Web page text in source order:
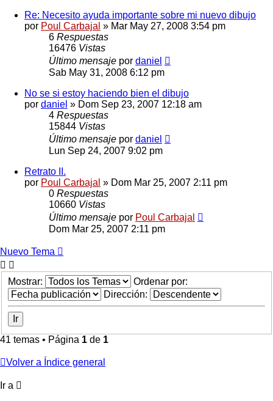
Re: Necesito ayuda importante sobre mi nuevo dibujo
por Poul Carbajal » Mar May 27, 2008 3:54 pm
6 Respuestas
16476 Vistas
Último mensaje por daniel
Sab May 31, 2008 6:12 pm
No se si estoy haciendo bien el dibujo
por daniel » Dom Sep 23, 2007 12:18 am
4 Respuestas
15844 Vistas
Último mensaje por daniel
Lun Sep 24, 2007 9:02 pm
Retrato II.
por Poul Carbajal » Dom Mar 25, 2007 2:11 pm
0 Respuestas
10660 Vistas
Último mensaje por Poul Carbajal
Dom Mar 25, 2007 2:11 pm
Nuevo Tema
Mostrar:
Ordenar por:
Dirección:
41 temas • Página 1 de 1
Volver a Índice general
Ir a